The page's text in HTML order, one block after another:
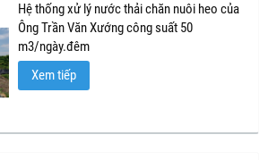
Hệ thống xử lý nước thải chăn nuôi heo của
Ông Trần Văn Xướng công suất 50
m3/ngày.đêm
Xem tiếp